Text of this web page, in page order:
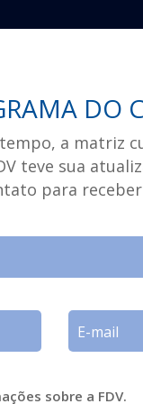
DO
a matriz
teve sua
para
sobre a FDV.